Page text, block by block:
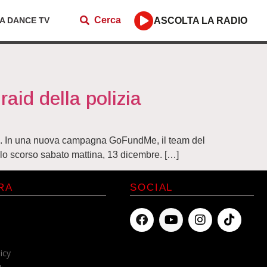
DANCE TV Cerca ASCOLTA LA RADIO
della polizia
una nuova campagna GoFundMe, il team del
scorso sabato mattina, 13 dicembre. […]
SOCIAL